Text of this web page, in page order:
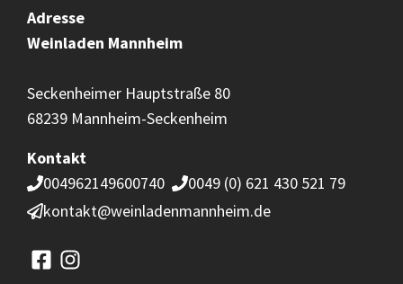
Adresse
Weinladen Mannheim
Seckenheimer Hauptstraße 80
68239 Mannheim-Seckenheim
Kontakt
004962149600740
0049 (0) 621 430 521 79
kontakt@weinladenmannheim.de